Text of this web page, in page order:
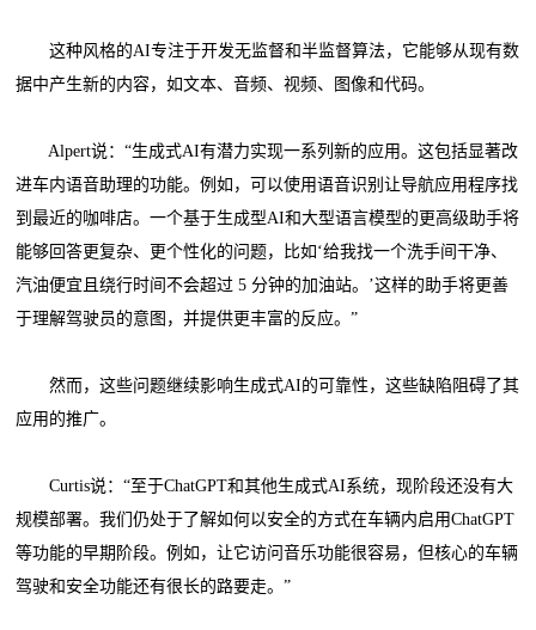
这种风格的AI专注于开发无监督和半监督算法，它能够从现有数
据中产生新的内容，如文本、音频、视频、图像和代码。
Alpert说：“生成式AI有潜力实现一系列新的应用。这包括显著改
进车内语音助理的功能。例如，可以使用语音识别让导航应用程序找
到最近的咖啡店。一个基于生成型AI和大型语言模型的更高级助手将
能够回答更复杂、更个性化的问题，比如‘给我找一个洗手间干净、
汽油便宜且绕行时间不会超过 5 分钟的加油站。’这样的助手将更善
于理解驾驶员的意图，并提供更丰富的反应。”
然而，这些问题继续影响生成式AI的可靠性，这些缺陷阻碍了其
应用的推广。
Curtis说：“至于ChatGPT和其他生成式AI系统，现阶段还没有大
规模部署。我们仍处于了解如何以安全的方式在车辆内启用ChatGPT
等功能的早期阶段。例如，让它访问音乐功能很容易，但核心的车辆
驾驶和安全功能还有很长的路要走。”